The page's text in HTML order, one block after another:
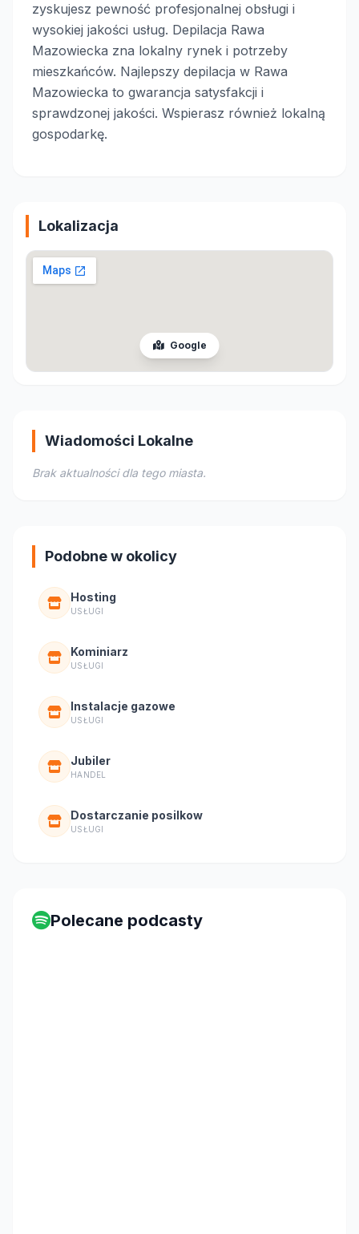
zyskujesz pewność profesjonalnej obsługi i
wysokiej jakości usług. Depilacja Rawa
Mazowiecka zna lokalny rynek i potrzeby
mieszkańców. Najlepszy depilacja w Rawa
Mazowiecka to gwarancja satysfakcji i
sprawdzonej jakości. Wspierasz również lokalną
gospodarkę.
Lokalizacja
Google
Wiadomości Lokalne
Brak aktualności dla tego miasta.
Podobne w okolicy
Hosting
USŁUGI
Kominiarz
USŁUGI
Instalacje gazowe
USŁUGI
Jubiler
HANDEL
Dostarczanie posilkow
USŁUGI
Polecane podcasty